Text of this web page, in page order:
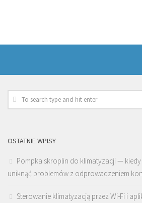
OSTATNIE WPISY
Pompka skroplin do klimatyzacji —
uniknąć problemów z odprowadzeniem
Sterowanie klimatyzacją przez Wi-Fi i